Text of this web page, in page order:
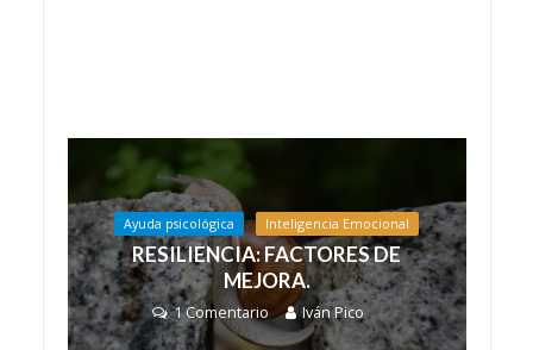
Ayuda psicológica Inteligencia Emocional
RESILIENCIA: FACTORES DE
MEJORA.
1 Comentario Iván Pico